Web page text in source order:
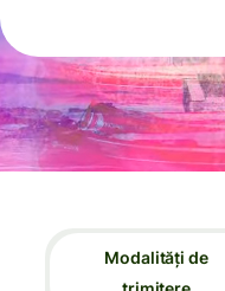
Modalități de